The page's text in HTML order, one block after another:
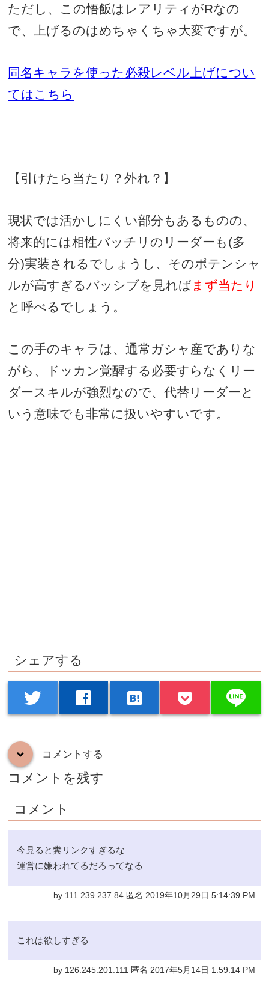
ただし、この悟飯はレアリティがRなの
で、上げるのはめちゃくちゃ大変ですが。
同名キャラを使った必殺レベル上げについ
てはこちら
【引けたら当たり？外れ？】
現状では活かしにくい部分もあるものの、
将来的には相性バッチリのリーダーも (多
分)実装されるでしょうし、そのポテンシャ
ルが高すぎるパッシブを見ればまず当たり
と呼べるでしょう。
この手のキャラは、通常ガシャ産でありな
がら、ドッカン覚醒する必要すらなくリー
ダースキルが強烈なので、代替リーダーと
いう意味でも非常に扱いやすいです。
シェアする
twitter facebook hatenabookmark line
down コメントする
コメントを残す
コメント
今見ると糞リンクすぎるな
運営に嫌われてるだろってなる
by 111.239.237.84 匿名 2019年10月29日 5:14:39 PM
これは欲しすぎる
by 126.245.201.111 匿名 2017年5月14日 1:59:14 PM